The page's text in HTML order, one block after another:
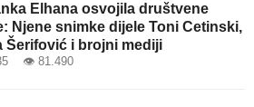
Elhana osvojila društvene
Njene snimke dijele Toni Cetinski,
Šerifović i brojni mediji
👁 81.490